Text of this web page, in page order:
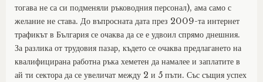
тогава не са си подменяли ръководния персонал), ама само с
желание не става. До въпросната дата през 2009-та интернет
трафикът в България се очаква да се е удвоил спрямо днешния.
За разлика от трудовия пазар, където се очаква предлагането на
квалифицирана работна ръка хеметен да намалее и заплатите в
ай ти сектора да се увеличат между 2 и 5 пъти. Със същия успех